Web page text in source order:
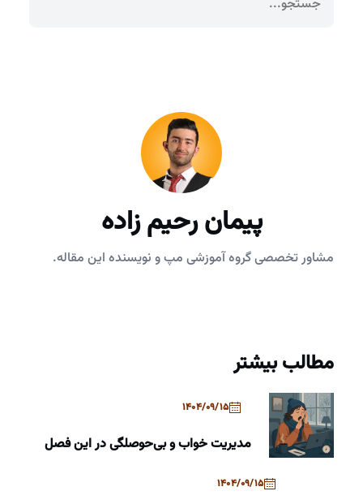
پیمان رحیم زاده
مشاور تخصصی گروه آموزشی مپ و نویسنده این مقاله.
مطالب بیشتر
1404/09/15
مدیریت خواب و بی‌حوصلگی در این فصل
1404/09/15